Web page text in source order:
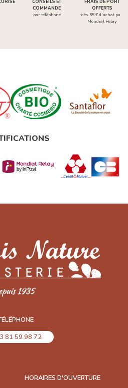
CONSEILS ET
COMMANDE
par téléphone
FRAIS DE PORT
OFFERTS
dès 55 € d'achat par
Mondial Relay
81 59 98 72
HORAIRES D'OUVERTURE